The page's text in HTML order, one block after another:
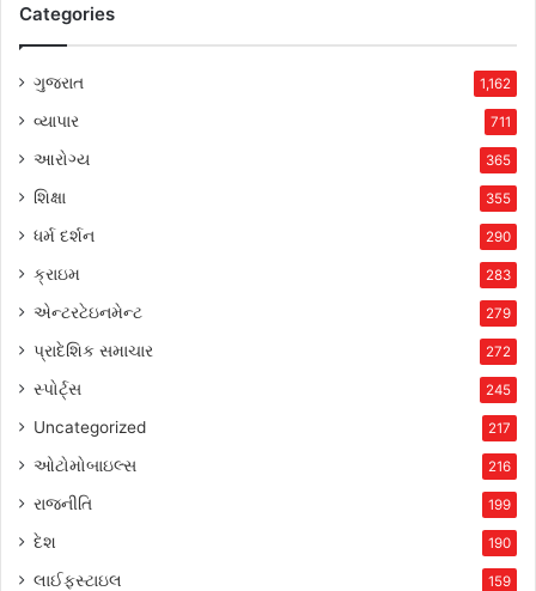
Categories
ગુજરાત 1,162
વ્યાપાર 711
આરોગ્ય 365
શિક્ષા 355
ધર્મ દર્શન 290
ક્રાઇમ 283
એન્ટરટેઇનમેન્ટ 279
પ્રાદેશિક સમાચાર 272
સ્પોર્ટ્સ 245
Uncategorized 217
ઓટોમોબાઇલ્સ 216
રાજનીતિ 199
દેશ 190
લાઈફસ્ટાઇલ 159